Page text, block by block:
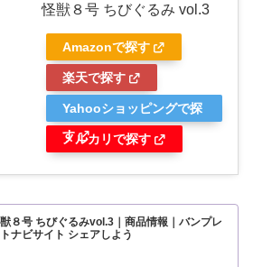
怪獣８号 ちびぐるみ vol.3
Amazonで探す
楽天で探す
Yahooショッピングで探
す
メルカリで探す
８号 ちびぐるみvol.3｜商品情報｜バンプレ
ナビサイト シェアしよう